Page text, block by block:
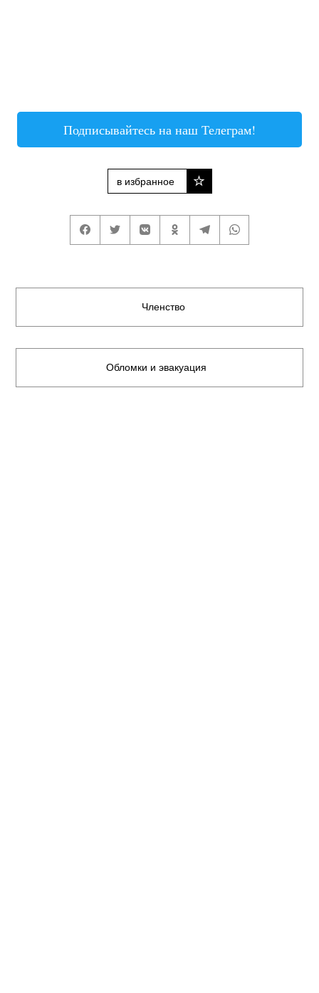
Подписывайтесь на наш Телеграм!
в избранное
Членство
Обломки и эвакуация